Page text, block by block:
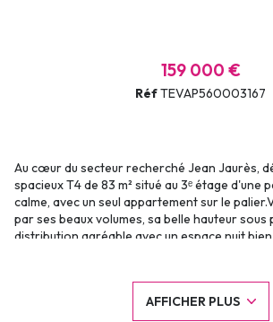
159 000 €
RéfTEVAP560003167
Au cœur du secteur recherché Jean Jaurès,
spacieux T4 de 83 m² situé au 3ᵉ étage
calme, avec un seul appartement sur le
par ses beaux volumes, sa belle hauteur sous
distribution agréable avec un espace nuit
en l'état, tout en offrant un beau potentiel de
pour révéler tout le charme de l'ancien.La
AFFICHER PLUS